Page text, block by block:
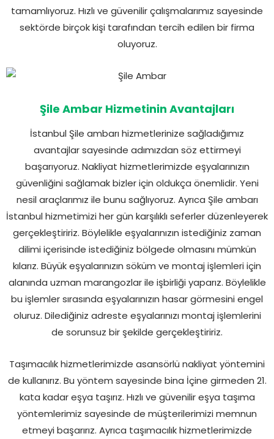
tamamlıyoruz. Hızlı ve güvenilir çalışmalarımız sayesinde
sektörde birçok kişi tarafından tercih edilen bir firma
oluyoruz.
Şile Ambar Hizmetinin Avantajları
İstanbul Şile ambarı hizmetlerinize sağladığımız
avantajlar sayesinde adımızdan söz ettirmeyi
başarıyoruz. Nakliyat hizmetlerimizde eşyalarınızın
güvenliğini sağlamak bizler için oldukça önemlidir. Yeni
nesil araçlarımız ile bunu sağlıyoruz. Ayrıca Şile ambarı
İstanbul hizmetimizi her gün karşılıklı seferler düzenleyerek
gerçekleştiririz. Böylelikle eşyalarınızın istediğiniz zaman
dilimi içerisinde istediğiniz bölgede olmasını mümkün
kılarız. Büyük eşyalarınızın söküm ve montaj işlemleri için
alanında uzman marangozlar ile işbirliği yaparız. Böylelikle
bu işlemler sırasında eşyalarınızın hasar görmesini engel
oluruz. Dilediğiniz adreste eşyalarınızı montaj işlemlerini
de sorunsuz bir şekilde gerçekleştiririz.
Taşımacılık hizmetlerimizde asansörlü nakliyat yöntemini
de kullanırız. Bu yöntem sayesinde bina İçine girmeden 21.
kata kadar eşya taşırız. Hızlı ve güvenilir eşya taşıma
yöntemlerimiz sayesinde de müşterilerimizi memnun
etmeyi başarırız. Ayrıca taşımacılık hizmetlerimizde